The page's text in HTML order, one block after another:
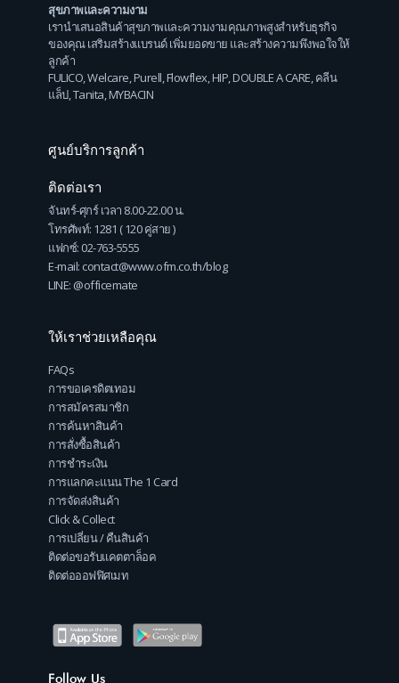
สุขภาพและความงาม
เรานำเสนอสินค้าสุขภาพและความงามคุณภาพสูงสำหรับธุรกิจ
ของคุณ เสริมสร้างแบรนด์ เพิ่มยอดขาย และสร้างความพึงพอใจให้
ลูกค้า
FULICO,Welcare,Purell,Flowflex,HIP,DOUBLE A CARE,คลีน
แล็ป,Tanita,MYBACIN
ศูนย์บริการลูกค้า
ติดต่อเรา
จันทร์-ศุกร์ เวลา 8.00-22.00 น.
โทรศัพท์: 1281 ( 120 คู่สาย )
แฟกซ์: 02-763-5555
E-mail: contact@www.ofm.co.th/blog
LINE: @officemate
ให้เราช่วยเหลือคุณ
FAQs
การขอเครดิตเทอม
การสมัครสมาชิก
การค้นหาสินค้า
การสั่งซื้อสินค้า
การชำระเงิน
การแลกคะแนน The 1 Card
การจัดส่งสินค้า
Click & Collect
การเปลี่ยน / คืนสินค้า
ติดต่อขอรับแคตตาล็อค
ติดต่อออฟฟิศเมท
Follow Us